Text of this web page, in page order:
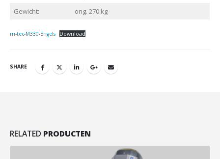
Gewicht:
ong. 270 kg
m-tec-M330-Engels Download
SHARE
RELATED PRODUCTEN